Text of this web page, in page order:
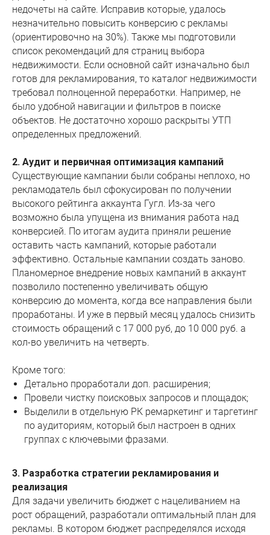
недочеты на сайте. Исправив которые, удалось
незначительно повысить конверсию с рекламы
(ориентировочно на 30%). Также мы подготовили
список рекомендаций для страниц выбора
недвижимости. Если основной сайт изначально был
готов для рекламирования, то каталог недвижимости
требовал полноценной переработки. Например, не
было удобной навигации и фильтров в поиске
объектов. Не достаточно хорошо раскрыты УТП
определенных предложений.
2. Аудит и первичная оптимизация кампаний
Существующие кампании были собраны неплохо, но
рекламодатель был сфокусирован по получении
высокого рейтинга аккаунта Гугл. Из-за чего
возможно была упущена из внимания работа над
конверсией. По итогам аудита приняли решение
оставить часть кампаний, которые работали
эффективно. Остальные кампании создать заново.
Планомерное внедрение новых кампаний в аккаунт
позволило постепенно увеличивать общую
конверсию до момента, когда все направления были
проработаны. И уже в первый месяц удалось снизить
стоимость обращений c 17 000 руб, до 10 000 руб. а
кол-во увеличить на четверть.
Кроме того:
Детально проработали доп. расширения;
Провели чистку поисковых запросов и площадок;
Выделили в отдельную РК ремаркетинг и таргетинг
по аудиториям, который был настроен в одних
группах с ключевыми фразами.
3. Разработка стратегии рекламирования и
реализация
Для задачи увеличить бюджет с нацеливанием на
рост обращений, разработали оптимальный план для
рекламы. В котором бюджет распределялся исходя